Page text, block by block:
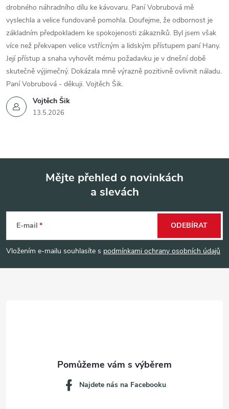
Vojtěch Šik
13.5.2026
drobného náhradního dílu ke kávovaru. Paní Vobrubová mě
vyslechla a velice fundovaně pomohla. Doufejme, že odbornost je
základním předpokladem ke spokojenosti zákazníků. Byl jsem však
více než překvapen velice vstřícným a lidským přístupem paní Hany.
Její přístup a snaha vyhovět mému požadavku je v dnešní době
skutečně výjimečný. Dokázala mně výrazně pozitivně ovlivnit náladu.
Paní Vobrubová - děkuji. Vojtěch Šik.
p
a
Mějte přehled o novinkách
a slevách
E-mail
Vložením e-mailu souhlasíte s podmínkami ochrany osobních údajů
ODEBÍRAT
Najdete nás na Facebooku